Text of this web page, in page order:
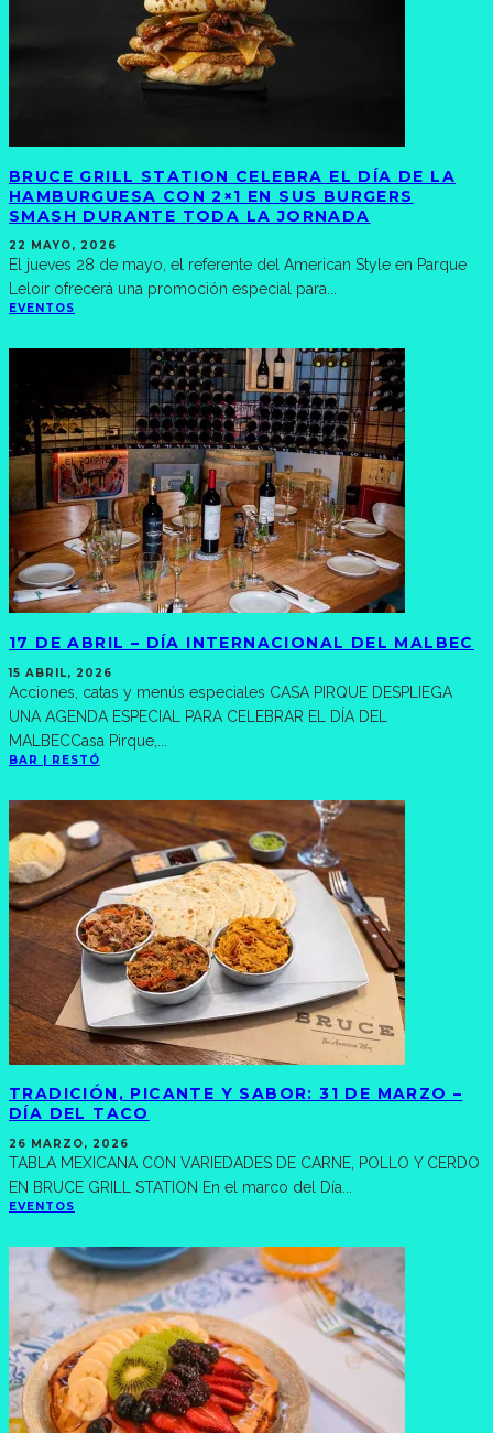
BRUCE GRILL STATION CELEBRA EL DÍA DE LA
HAMBURGUESA CON 2×1 EN SUS BURGERS
SMASH DURANTE TODA LA JORNADA
22 MAYO, 2026
El jueves 28 de mayo, el referente del American Style en Parque
Leloir ofrecerá una promoción especial para...
EVENTOS
17 DE ABRIL – DÍA INTERNACIONAL DEL MALBEC
15 ABRIL, 2026
Acciones, catas y menús especiales CASA PIRQUE DESPLIEGA
UNA AGENDA ESPECIAL PARA CELEBRAR EL DÍA DEL
MALBECCasa Pirque,
BAR | RESTÓ
TRADICIÓN, PICANTE Y SABOR: 31 DE MARZO –
DÍA DEL TACO
26 MARZO, 2026
TABLA MEXICANA CON VARIEDADES DE CARNE, POLLO Y CERDO
EN BRUCE GRILL STATION En el marco del Día
EVENTOS